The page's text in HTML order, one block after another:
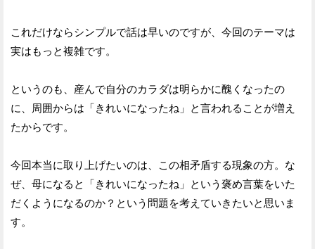
これだけならシンプルで話は早いのですが、今回のテーマは
実はもっと複雑です。
というのも、産んで自分のカラダは明らかに醜くなったの
に、周囲からは「きれいになったね」と言われることが増え
たからです。
今回本当に取り上げたいのは、この相矛盾する現象の方。な
ぜ、母になると「きれいになったね」という褒め言葉をいた
だくようになるのか？という問題を考えていきたいと思いま
す。